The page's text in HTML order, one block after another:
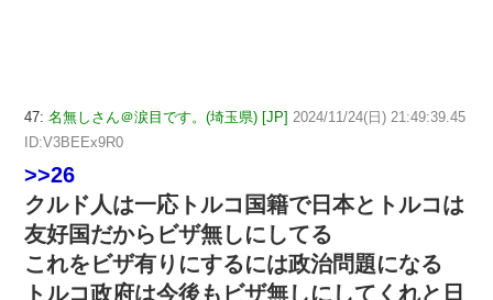
47: 名無しさん＠涙目です。(埼玉県) [JP] 2024/11/24(日) 21:49:39.45
ID:V3BEEx9R0
>>26
クルド人は一応トルコ国籍で日本とトルコは
友好国だからビザ無しにしてる
これをビザ有りにするには政治問題になる
トルコ政府は今後もビザ無しにしてくれと日